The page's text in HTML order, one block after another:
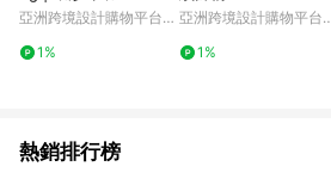
亞洲跨境設計購物平台
1%
亞洲跨境設計購物平台
1%
熱銷排行榜